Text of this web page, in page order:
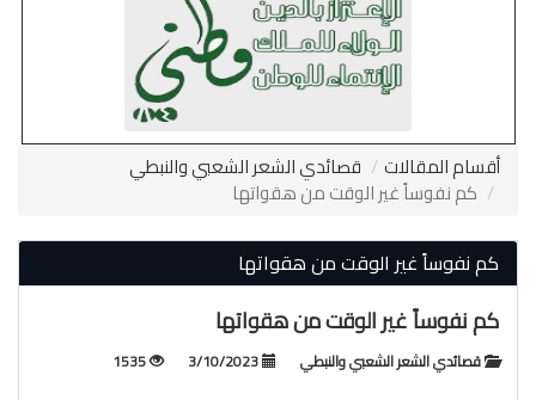
أقسام المقالات قصائدي الشعر الشعبي والنبطي
كم نفوساً غير الوقت من هقواتها
كم نفوساً غير الوقت من هقواتها
كم نفوساً غير الوقت من هقواتها
قصائدي الشعر الشعبي والنبطي 1535